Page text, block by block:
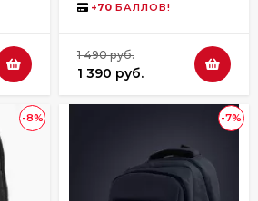
+70 БАЛЛОВ!
1 490 руб.
1 390 руб.
-8% -7%